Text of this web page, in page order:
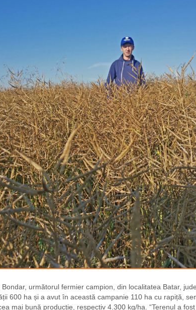
Bondar, următorul fermier campion, din localitatea Batar,
600 ha și a avut în această campanie 110 ha cu rapiță,
mai bună producție, respectiv 4.300 kg/ha. “Terenul a